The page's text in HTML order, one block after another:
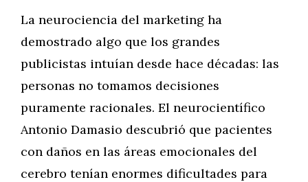
La neurociencia del marketing ha
demostrado algo que los grandes
publicistas intuían desde hace décadas: las
personas no tomamos decisiones
puramente racionales. El neurocientífico
Antonio Damasio descubrió que pacientes
con daños en las áreas emocionales del
cerebro tenían enormes dificultades para